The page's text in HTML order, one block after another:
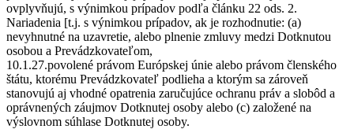
ovplyvňujú, s výnimkou prípadov podľa článku 22 ods. 2.
Nariadenia [t.j. s výnimkou prípadov, ak je rozhodnutie: (a)
nevyhnutné na uzavretie, alebo plnenie zmluvy medzi Dotknutou
osobou a Prevádzkovateľom,
10.1.27.povolené právom Európskej únie alebo právom členského
štátu, ktorému Prevádzkovateľ podlieha a ktorým sa zároveň
stanovujú aj vhodné opatrenia zaručujúce ochranu práv a slobôd a
oprávnených záujmov Dotknutej osoby alebo (c) založené na
výslovnom súhlase Dotknutej osoby.